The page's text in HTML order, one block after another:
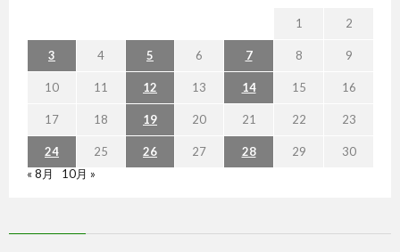
1 2
3 4 5 6 7 8 9
10 11 12 13 14 15 16
17 18 19 20 21 22 23
24 25 26 27 28 29
30
« 8月
10月 »